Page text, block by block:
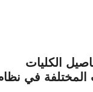
الكليات
المختلفة في